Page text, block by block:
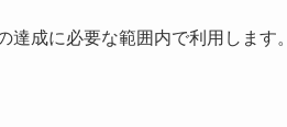
成に必要な範囲内で利用します。